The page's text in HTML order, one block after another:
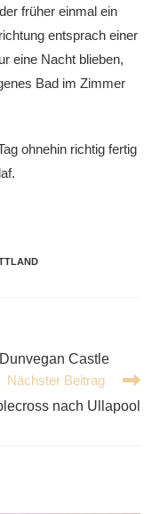
früher einmal ein
entsprach einer
eine Nacht blieben,
Bad im Zimmer
ohnehin richtig fertig
Castle
Nächster Beitrag
nach Ullapool